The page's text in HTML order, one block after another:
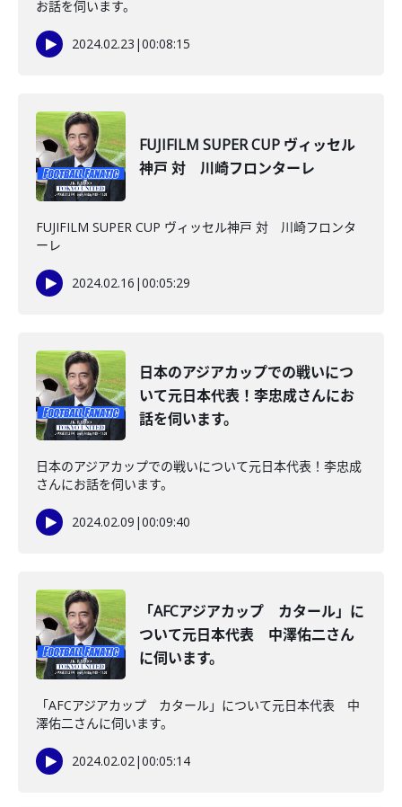
お話を伺います。
2024.02.23 |00:08:15
FUJIFILM SUPER CUP ヴィッセル
神戸 対 川崎フロンターレ
FUJIFILM SUPER CUP ヴィッセル神戸 対 川崎フロンタ
ーレ
2024.02.16 |00:05:29
日本のアジアカップでの戦いにつ
いて元日本代表！李忠成さんにお
話を伺います。
日本のアジアカップでの戦いについて元日本代表！李忠成
さんにお話を伺います。
2024.02.09 |00:09:40
「AFCアジアカップ カタール」に
ついて元日本代表 中澤佑二さん
に伺います。
「AFCアジアカップ カタール」について元日本代表 中
澤佑二さんに伺います。
2024.02.02|00:05:14